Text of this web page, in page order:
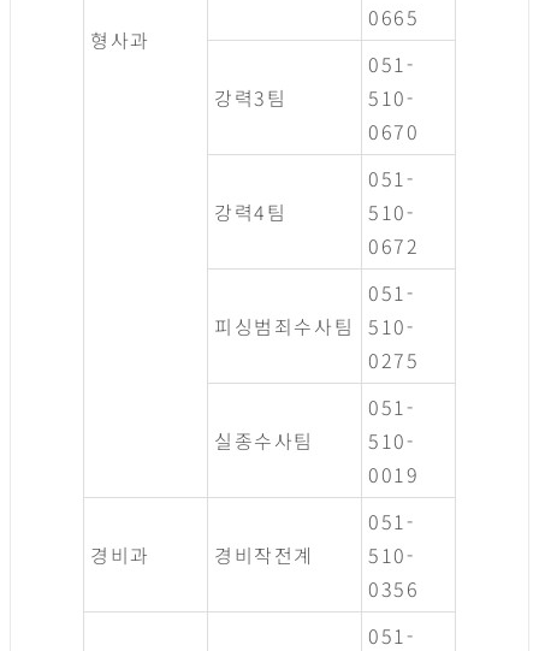
형사과
0665
강력3팀
051-
510-
0670
강력4팀
051-
510-
0672
피싱범죄수사팀
051-
510-
0275
실종수사팀
051-
510-
0019
경비과 경비작전계
051-
510-
0356
051-